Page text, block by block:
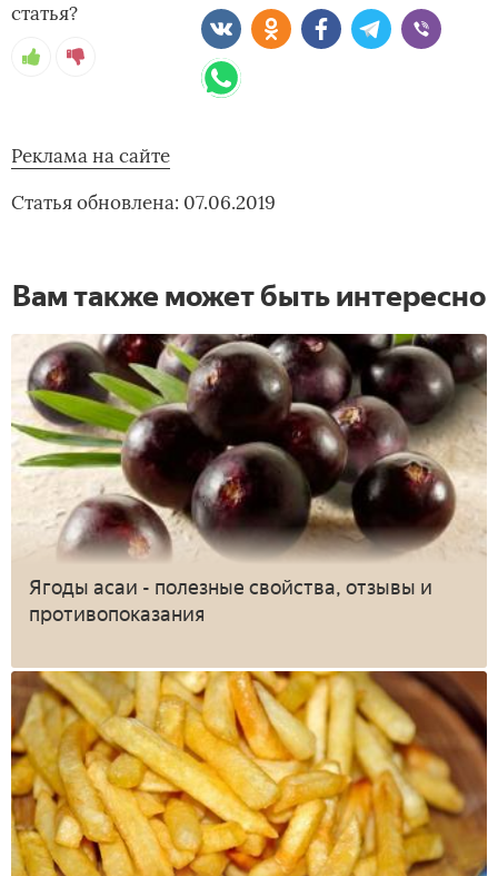
статья?
Реклама на сайте
Статья обновлена: 07.06.2019
Вам также может быть интересно
Ягоды асаи - полезные свойства, отзывы и
противопоказания